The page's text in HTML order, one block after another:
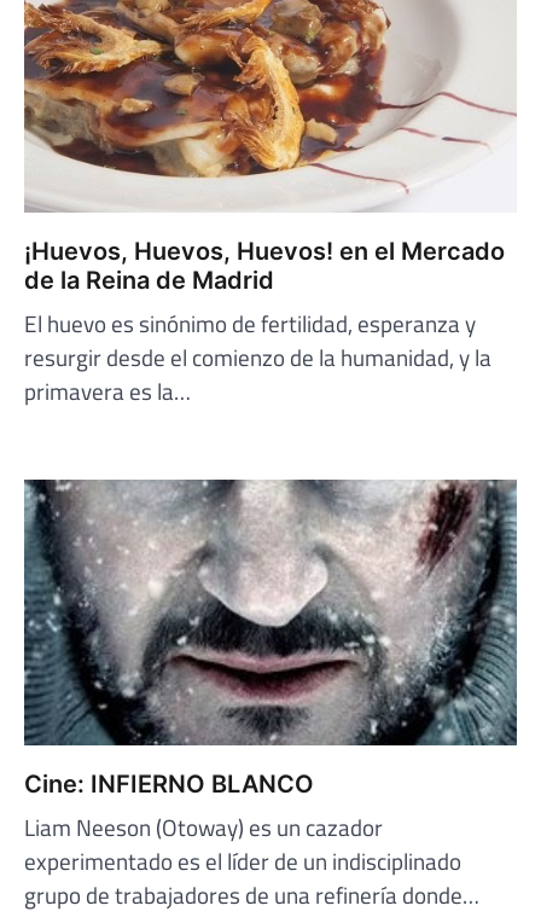
¡Huevos, Huevos, Huevos! en el Mercado
de la Reina de Madrid
El huevo es sinónimo de fertilidad, esperanza y
resurgir desde el comienzo de la humanidad, y la
primavera es la…
Cine: INFIERNO BLANCO
Liam Neeson (Otoway) es un cazador
experimentado es el líder de un indisciplinado
grupo de trabajadores de una refinería donde…